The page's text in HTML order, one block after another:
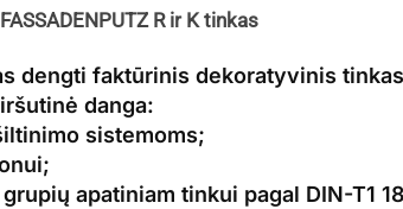
R ir K tinkas
dengti faktūrinis dekoratyvinis
danga:
sistemoms;
apatiniam tinkui pagal DIN-T1